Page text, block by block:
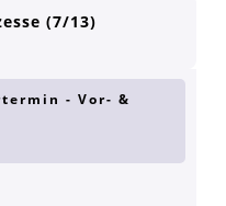
(7/13)
- Vor- &